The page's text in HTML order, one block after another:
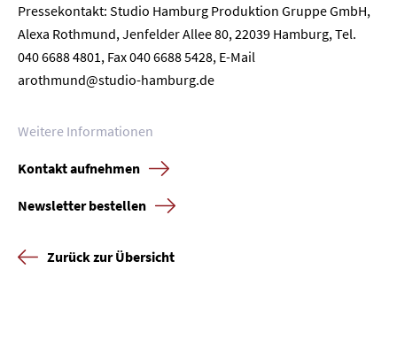
Pressekontakt: Studio Hamburg Produktion Gruppe GmbH,
Alexa Rothmund, Jenfelder Allee 80, 22039 Hamburg, Tel.
040 6688 4801, Fax 040 6688 5428, E-Mail
arothmund@studio-hamburg.de
Weitere Informationen
Kontakt aufnehmen
Newsletter bestellen
Zurück zur Übersicht
Kontakt
Newsletter Datenschutz Impressum